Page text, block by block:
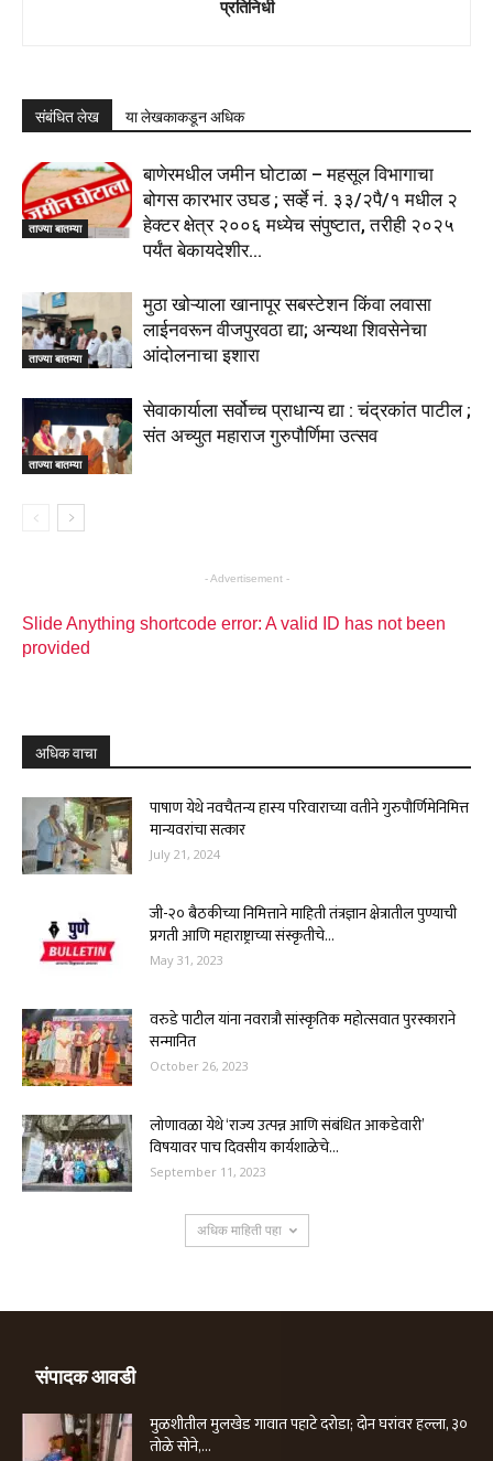
प्रतिनिधी
संबंधित लेख या लेखकाकडून अधिक
ताज्या बातम्या
बाणेरमधील जमीन घोटाळा – महसूल विभागाचा
बोगस कारभार उघड ; सर्व्हे नं. ३३/२पै/१ मधील २
हेक्टर क्षेत्र २००६ मध्येच संपुष्टात, तरीही २०२५
पर्यंत बेकायदेशीर...
ताज्या बातम्या
मुठा खोऱ्याला खानापूर सबस्टेशन किंवा लवासा
लाईनवरून वीजपुरवठा द्या; अन्यथा शिवसेनेचा
आंदोलनाचा इशारा
ताज्या बातम्या
सेवाकार्याला सर्वोच्च प्राधान्य द्या : चंद्रकांत पाटील ;
संत अच्युत महाराज गुरुपौर्णिमा उत्सव
- Advertisement -
Slide Anything shortcode error: A valid ID has not been
provided
अधिक वाचा
पाषाण येथे नवचैतन्य हास्य परिवाराच्या वतीने गुरुपौर्णिमेनिमित्त
मान्यवरांचा सत्कार
July 21, 2024
जी-२० बैठकीच्या निमित्ताने माहिती तंत्रज्ञान क्षेत्रातील पुण्याची
प्रगती आणि महाराष्ट्राच्या संस्कृतीचे...
May 31, 2023
वरुडे पाटील यांना नवरात्रौ सांस्कृतिक महोत्सवात पुरस्काराने
सन्मानित
October 26, 2023
लोणावळा येथे ‘राज्य उत्पन्न आणि संबंधित आकडेवारी’
विषयावर पाच दिवसीय कार्यशाळेचे...
September 11, 2023
अधिक माहिती पहा
संपादक आवडी
मुळशीतील मुलखेड गावात पहाटे दरोडा; दोन घरांवर हल्ला, ३०
तोळे सोने,...